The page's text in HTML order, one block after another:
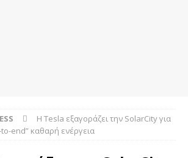
Η Tesla εξαγοράζει την SolarCity για
end” καθαρή ενέργεια